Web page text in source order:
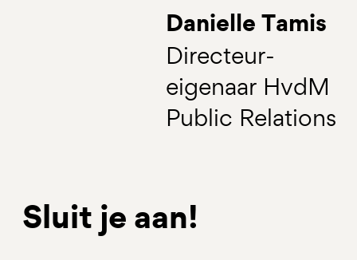
Danielle Tamis
Directeur-
eigenaar HvdM
Public Relations
Sluit je aan!